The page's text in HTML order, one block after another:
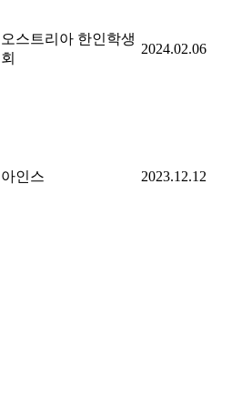
오스트리아 한인학생
회
2024.02.06
아인스 2023.12.12